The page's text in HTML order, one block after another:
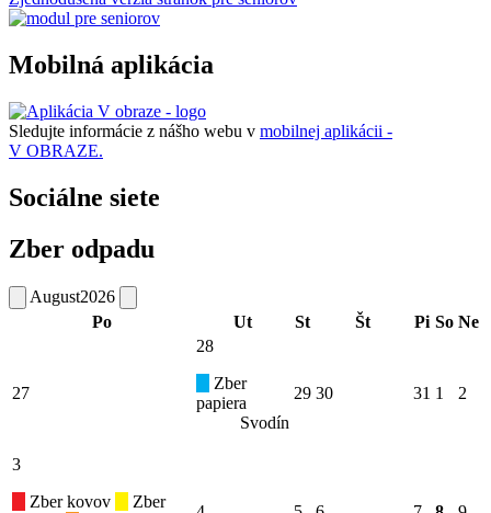
Mobilná aplikácia
Sledujte informácie z nášho webu v mobilnej aplikácii -
V OBRAZE.
Sociálne siete
Zber odpadu
August2026
Po
Ut St Št Pi So Ne
27
28
Zber
papiera
Svodín
29 30 31 1 2
3
Zber kovov
Zber